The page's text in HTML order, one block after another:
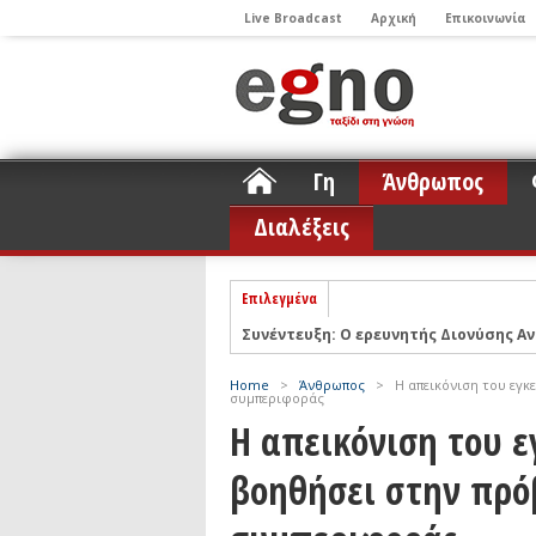
Live Broadcast Αρχική Επικοινωνία
Γη Άνθρωπος
Διαλέξεις
Επιλεγμένα
Συνέντευξη: Ο ερευνητής Διονύσης
ΝΕLIOTA: Το ερευνητικό
Podcast: Συζήτηση με τον καθηγητή
Podcast: Ο Διονύσης Σιμόπουλος
Άρθρο με αφορμή το Nobel Φυσικής
Συνέντευξη: Το ελληνικό
Συνέντευξη: Ο ερευνητής
Home > Άνθρωπος > Η απεικόνιση του
συμπεριφοράς
Η απεικόνιση του
βοηθήσει στην